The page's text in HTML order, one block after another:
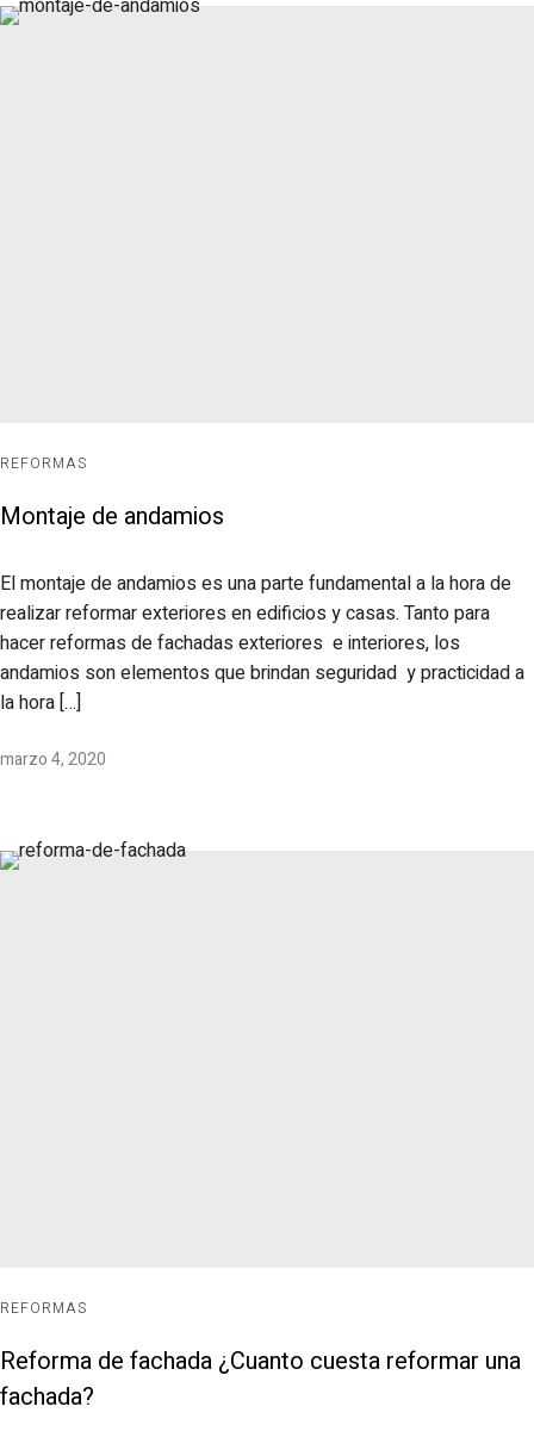
REFORMAS
Montaje de andamios
El montaje de andamios es una parte fundamental a la hora de
realizar reformar exteriores en edificios y casas. Tanto para
hacer reformas de fachadas exteriores e interiores, los
andamios son elementos que brindan seguridad y practicidad a
la hora […]
marzo 4, 2020
REFORMAS
Reforma de fachada ¿Cuanto cuesta reformar una
fachada?